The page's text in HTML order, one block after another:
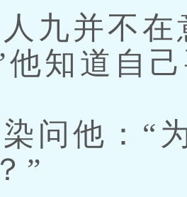
九并不在
他知道自
问他：“
”